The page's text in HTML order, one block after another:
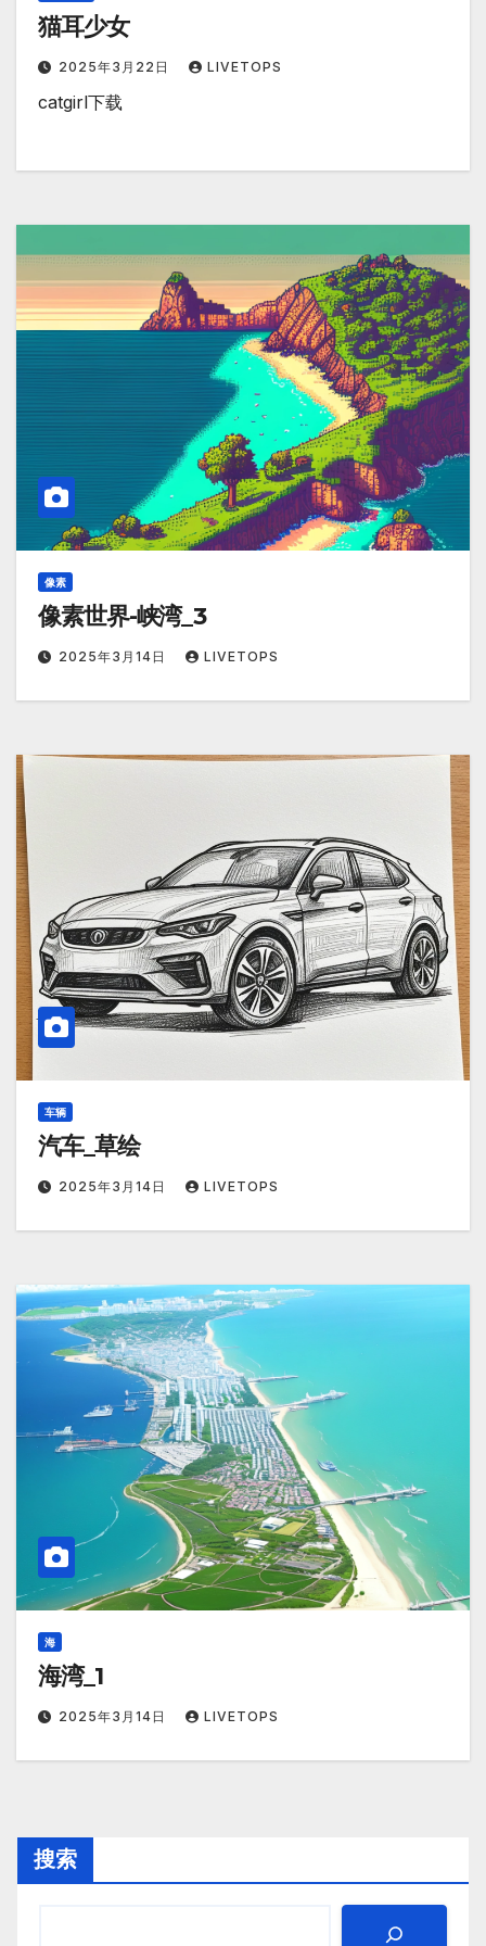
猫耳少女
2025年3月22日 LIVETOPS
catgirl下载
像素
像素世界-峡湾_3
2025年3月14日 LIVETOPS
车辆
汽车_草绘
2025年3月14日 LIVETOPS
海
海湾_1
2025年3月14日 LIVETOPS
搜索